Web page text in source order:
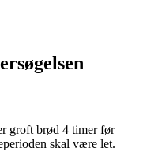
groft brød 4 timer før
skal være let.